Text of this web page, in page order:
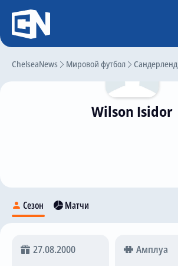
ChelseaNews Мировой футбол Сандерленд
Wilson Isidor
Сезон Матчи
27.08.2000 Амплуа
Регистрация
Главная
Статистика
Календарь игр